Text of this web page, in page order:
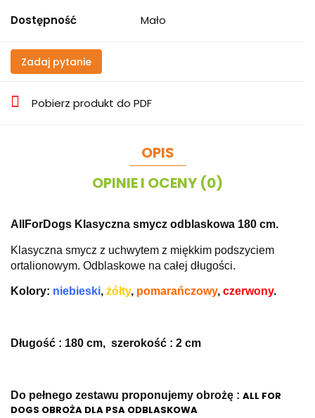
Dostępność
Mało
Zadaj pytanie
Pobierz produkt do PDF
OPIS
OPINIE I OCENY (0)
AllForDogs Klasyczna smycz odblaskowa 180 cm.
Klasyczna smycz z uchwytem z miękkim podszyciem
ortalionowym. Odblaskowe na całej długości.
Kolory: niebieski, żółty, pomarańczowy, czerwony.
Długość : 180 cm, szerokość : 2 cm
Do pełnego zestawu proponujemy obrożę : ALL FOR
DOGS OBROŻA DLA PSA ODBLASKOWA